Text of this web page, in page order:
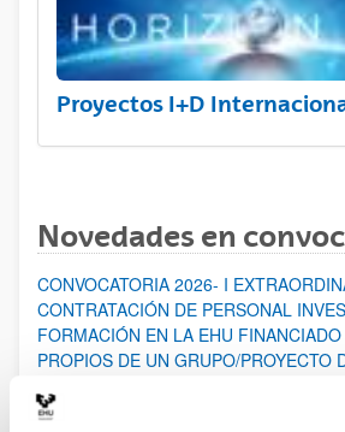
Proyectos I+D
Novedades en
CONVOCATORIA 2026- I
CONTRATACIÓN DE PERSONAL
FORMACIÓN EN LA EHU
PROPIOS DE UN GRUPO/PROYECTO